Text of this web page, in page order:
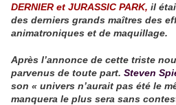
DERNIER et JURASSIC PARK, il
des derniers grands maîtres des
animatroniques et de maquillage.
Après l’annonce de cette triste
parvenus de toute part. Steven
son « univers n’aurait pas été le
manquera le plus sera sans